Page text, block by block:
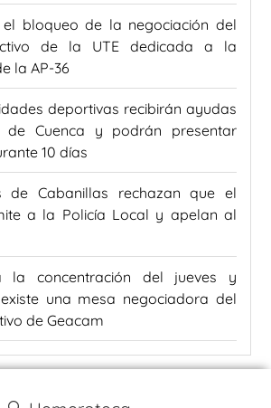
el bloqueo de la negociación del
de la UTE dedicada a la
la AP-36
deportivas recibirán ayudas
de Cuenca y podrán presentar
10 días
de Cabanillas rechazan que el
a la Policía Local y apelan al
la concentración del jueves y
una mesa negociadora del
de Geacam